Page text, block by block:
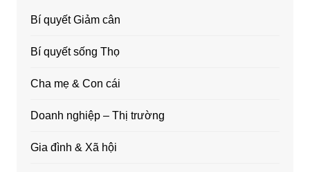
Bí quyết Giảm cân
Bí quyết sống Thọ
Cha mẹ & Con cái
Doanh nghiệp – Thị trường
Gia đình & Xã hội